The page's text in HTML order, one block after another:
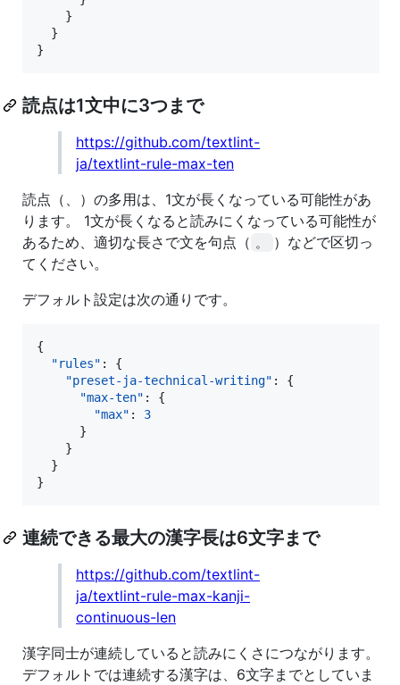
    }
  }
}
読点は1文中に3つまで
https://github.com/textlint-
ja/textlint-rule-max-ten
読点（、）の多用は、1文が長くなっている可能性があ
ります。 1文が長くなると読みにくなっている可能性が
あるため、適切な長さで文を句点（ 。
）などで区切っ
てください。
デフォルト設定は次の通りです。
{
"rules" : {
"preset-ja-technical-writing" : {
"max-ten" : {
"max" : 3
      }
    }
  }
}
連続できる最大の漢字長は6文字まで
https://github.com/textlint-
ja/textlint-rule-max-kanji-
continuous-len
漢字同士が連続していると読みにくさにつながります。
デフォルトでは連続する漢字は、6文字までとしていま